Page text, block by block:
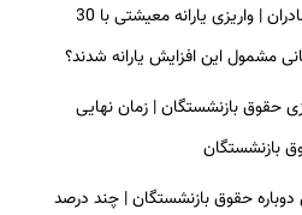
پرداخت کالابرگ برای مادران | واریزی یارانه معیشتی با 30
مشمول این افزایش یارانه شدند؟
بازنشستگان | زمان نهایی
دوباره حقوق بازنشستگان | چند درصد